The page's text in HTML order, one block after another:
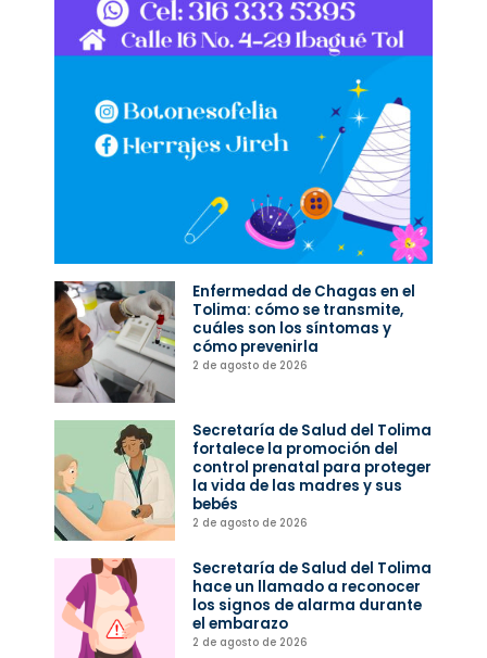
Enfermedad de Chagas en el
Tolima: cómo se transmite,
cuáles son los síntomas y
cómo prevenirla
2 de agosto de 2026
Secretaría de Salud del Tolima
fortalece la promoción del
control prenatal para proteger
la vida de las madres y sus
bebés
2 de agosto de 2026
Secretaría de Salud del Tolima
hace un llamado a reconocer
los signos de alarma durante
el embarazo
2 de agosto de 2026